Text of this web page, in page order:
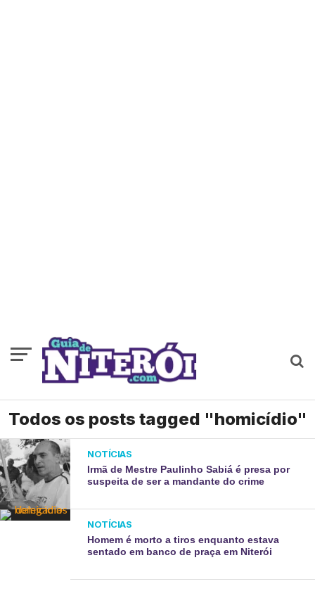
Todos os posts tagged "homicídio"
NOTÍCIAS
Irmã de Mestre Paulinho Sabiá é presa por
suspeita de ser a mandante do crime
NOTÍCIAS
Homem é morto a tiros enquanto estava
sentado em banco de praça em Niterói